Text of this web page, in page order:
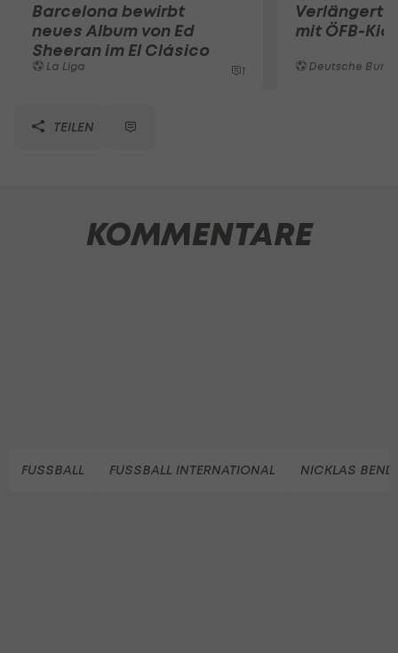
Barcelona bewirbt
neues Album von Ed
Sheeran im El Clásico
La Liga 1
Verlängert
mit ÖFB-
Deutsche
TEILEN
KOMMENTARE
FUSSBALL FUSSBALL INTERNATIONAL NICKLAS